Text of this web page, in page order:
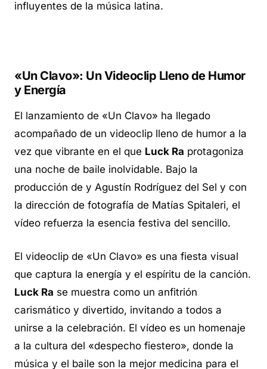
influyentes de la música latina.
«Un Clavo»: Un Videoclip Lleno de Humor
y Energía
El lanzamiento de «Un Clavo» ha llegado
acompañado de un videoclip lleno de humor a la
vez que vibrante en el que Luck Ra protagoniza
una noche de baile inolvidable. Bajo la
producción de y Agustín Rodríguez del Sel y con
la dirección de fotografía de Matías Spitaleri, el
vídeo refuerza la esencia festiva del sencillo.
El videoclip de «Un Clavo» es una fiesta visual
que captura la energía y el espíritu de la canción.
Luck Ra se muestra como un anfitrión
carismático y divertido, invitando a todos a
unirse a la celebración. El vídeo es un homenaje
a la cultura del «despecho fiestero», donde la
música y el baile son la mejor medicina para el